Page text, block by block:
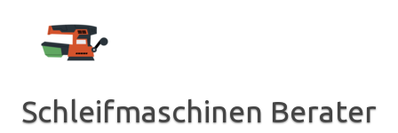
springen
Schleifmaschinen Berater